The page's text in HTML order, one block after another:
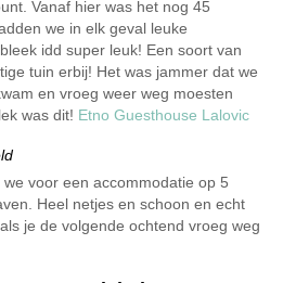
Vanaf hier was het nog 45
we in elk geval leuke
idd super leuk! Een soort van
tuin erbij! Het was jammer dat we
en vroeg weer weg moesten
was dit! Etno Guesthouse Lalovic
voor een accommodatie op 5
Heel netjes en schoon en echt
je de volgende ochtend vroeg weg